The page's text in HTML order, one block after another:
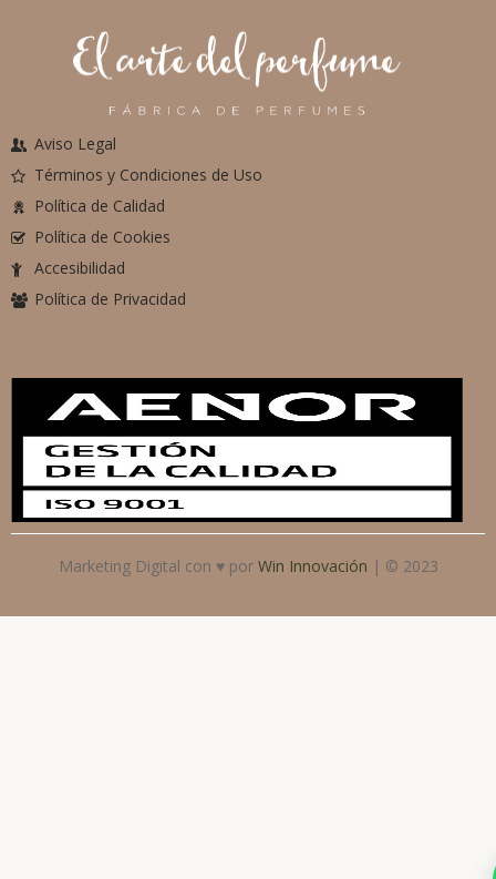
Aviso Legal
Términos y Condiciones de Uso
Política de Calidad
Política de Cookies
Accesibilidad
Política de Privacidad
Marketing Digital con ♥ por Win Innovación | © 2023